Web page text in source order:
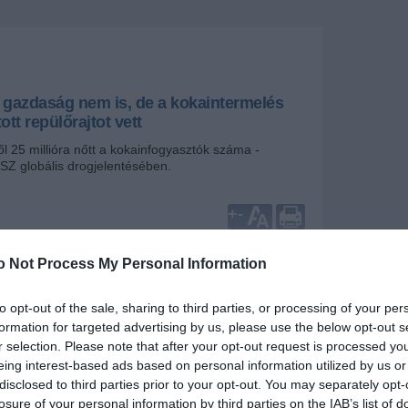
Not Process My Personal Information
opt-out of the sale, sharing to third parties, or processing of your
for targeted advertising by us, please use the below opt-out
selection. Please note that after your opt-out request is processed
interest-based ads based on personal information utilized by us
to third parties prior to your opt-out. You may separately
of your personal information by third parties on the IAB’s list of
nem is, de a kokaintermelés
repülőrajtot vett
25 millióra nőtt a kokainfogyasztók száma -
globális drogjelentésében.
+-
és Bűnügyi Hivatala (UNODC) legfrissebb,
jelentése szerint 2023-ban soha nem látott
az elkobzások és a droghasználattal összefüggő
is.
a kokain mára a világ leggyorsabban növekvő
vált. A becslések alapján tavaly 3 708 tonna
– ez csaknem 34%-os növekedést jelent
A növekedés fő mozgatórugója a kokacserje-